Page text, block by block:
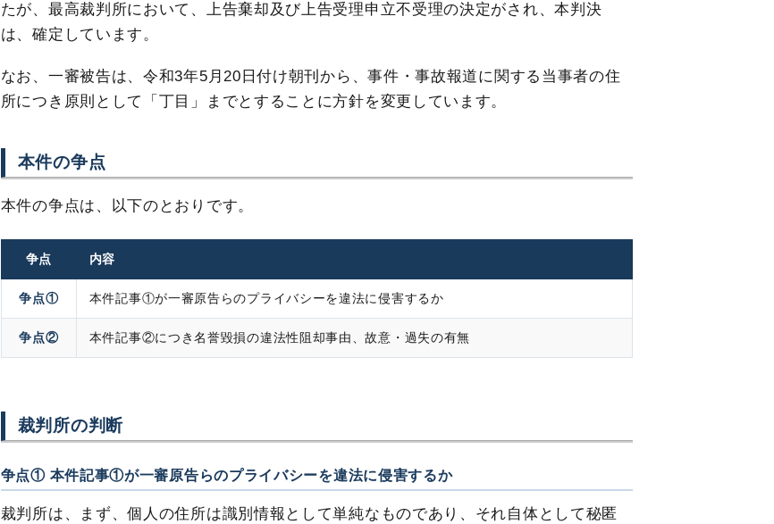
たが、最高裁判所において、上告棄却及び上告受理申立不受理の決定がされ、本判決
は、確定しています。
なお、一審被告は、令和3年5月20日付け朝刊から、事件・事故報道に関する当事者の住
所につき原則として「丁目」までとすることに方針を変更しています。
本件の争点
本件の争点は、以下のとおりです。
争点 内容
争点① 本件記事①が一審原告らのプライバシーを違法に侵害するか
争点② 本件記事②につき名誉毀損の違法性阻却事由、故意・過失の有無
裁判所の判断
争点① 本件記事①が一審原告らのプライバシーを違法に侵害するか
裁判所は、まず、個人の住所は識別情報として単純なものであり、それ自体として秘匿